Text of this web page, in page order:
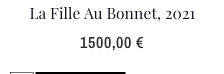
La Fille Au Bonnet, 2021
1500,00€